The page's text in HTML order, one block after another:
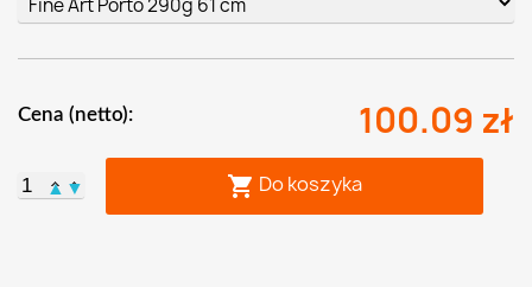
Cena (netto): 100.09 zł
▲ ▼  Do koszyka